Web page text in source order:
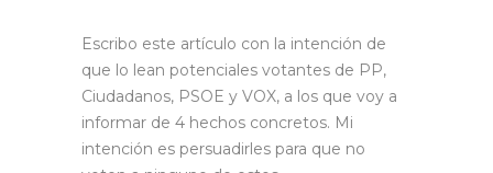
Escribo este artículo con la intención de
que lo lean potenciales votantes de PP,
Ciudadanos, PSOE y VOX, a los que voy a
informar de 4 hechos concretos. Mi
intención es persuadirles para que no